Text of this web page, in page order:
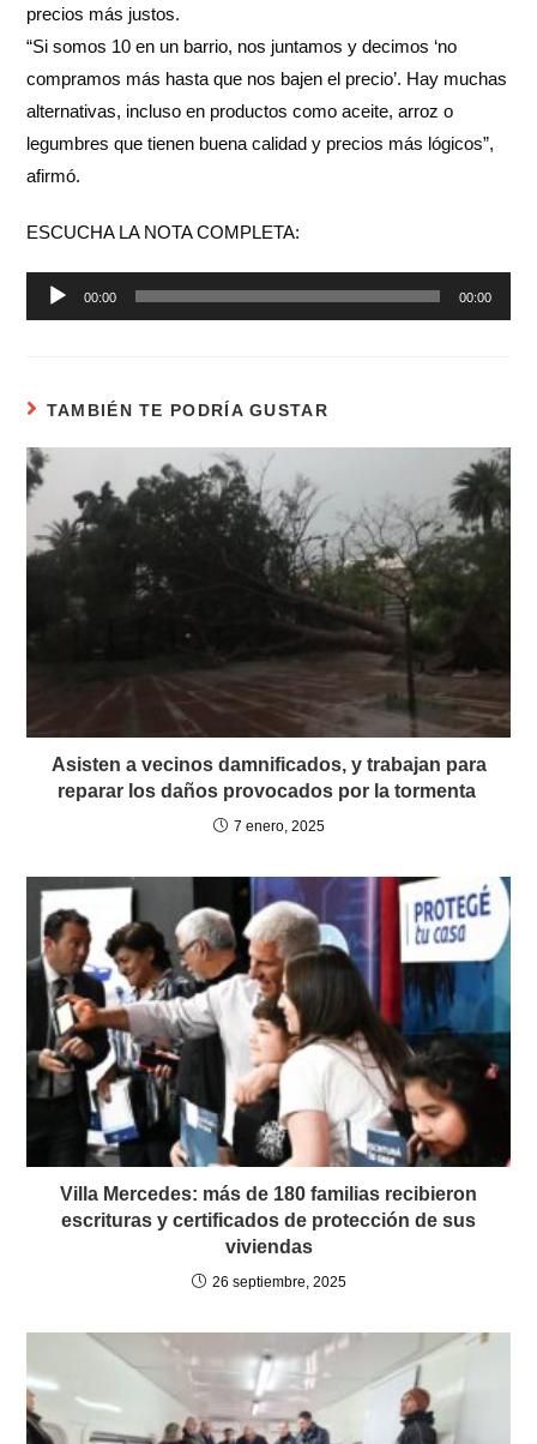
precios más justos.
“Si somos 10 en un barrio, nos juntamos y decimos ‘no
compramos más hasta que nos bajen el precio’. Hay muchas
alternativas, incluso en productos como aceite, arroz o
legumbres que tienen buena calidad y precios más lógicos”,
afirmó.
ESCUCHA LA NOTA COMPLETA:
Reproductor
de
00:00 00:00
TAMBIÉN TE PODRÍA GUSTAR
Asisten a vecinos damnificados, y trabajan para
reparar los daños provocados por la tormenta
7 enero, 2025
Villa Mercedes: más de 180 familias recibieron
escrituras y certificados de protección de sus
viviendas
26 septiembre, 2025